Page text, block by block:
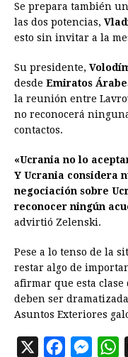
Se prepara también
las dos potencias,
esto sin invitar a la
Su presidente,
desde Emiratos
la reunión entre
no reconocerá
contactos.
«Ucrania no lo
Y Ucrania considera
negociación sobre
reconocer ningún
advirtió Zelenski.
Pese a lo tenso de la
restar algo de
afirmar que esta
deben ser
Asuntos Exteriores
X M